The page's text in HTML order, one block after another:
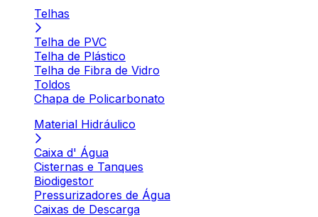
Telhas
Telha de PVC
Telha de Plástico
Telha de Fibra de Vidro
Toldos
Chapa de Policarbonato
Material Hidráulico
Caixa d' Água
Cisternas e Tanques
Biodigestor
Pressurizadores de Água
Caixas de Descarga